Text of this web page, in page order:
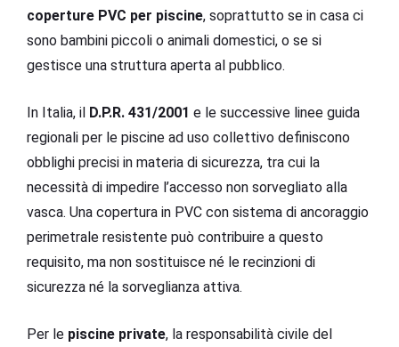
coperture PVC per piscine, soprattutto se in casa ci
sono bambini piccoli o animali domestici, o se si
gestisce una struttura aperta al pubblico.
In Italia, il D.P.R. 431/2001 e le successive linee guida
regionali per le piscine ad uso collettivo definiscono
obblighi precisi in materia di sicurezza, tra cui la
necessità di impedire l’accesso non sorvegliato alla
vasca. Una copertura in PVC con sistema di ancoraggio
perimetrale resistente può contribuire a questo
requisito, ma non sostituisce né le recinzioni di
sicurezza né la sorveglianza attiva.
Per le piscine private, la responsabilità civile del